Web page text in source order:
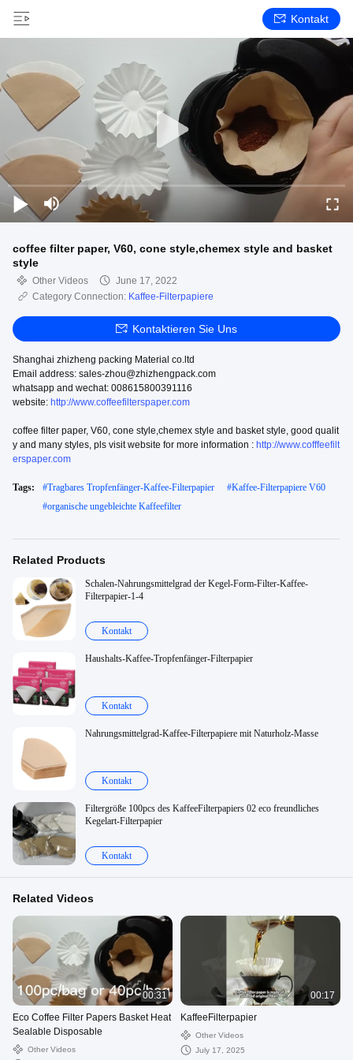
Kontakt
coffee filter paper, V60, cone style,chemex style and basket
style
Other Videos
June 17, 2022
Category Connection: Kaffee-Filterpapiere
Kontaktieren Sie Uns
Shanghai zhizheng packing Material co.ltd
Email address: sales-zhou@zhizhengpack.com
whatsapp and wechat: 008615800391116
website: http://www.coffeefilterspaper.com
coffee filter paper, V60, cone style,chemex style and basket style, good qualit
y and many styles, pls visit website for more information : http://www.cofffeefilt
erspaper.com
Tags: #Tragbares Tropfenfänger-Kaffee-Filterpapier #Kaffee-Filterpapiere V60
#organische ungebleichte Kaffeefilter
Related Products
Schalen-Nahrungsmittelgrad der Kegel-Form-Filter-Kaffee-
Filterpapier-1-4
Kontakt
Haushalts-Kaffee-Tropfenfänger-Filterpapier
Kontakt
Nahrungsmittelgrad-Kaffee-Filterpapiere mit Naturholz-Masse
Kontakt
Filtergröße 100pcs des KaffeeFilterpapiers 02 eco freundliches
Kegelart-Filterpapier
Kontakt
Related Videos
00:31
Eco Coffee Filter Papers Basket Heat
Sealable Disposable
Other Videos
00:17
KaffeeFilterpapier
Other Videos
July 17, 2025